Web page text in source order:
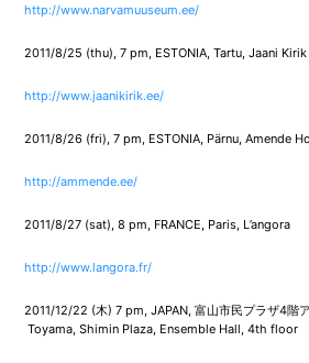
http://www.narvamuuseum.ee/
2011/8/25 (thu), 7 pm, ESTONIA, Tartu, Jaani Kirik
http://www.jaanikirik.ee/
2011/8/26 (fri), 7 pm, ESTONIA, Pärnu, Amende
http://ammende.ee/
2011/8/27 (sat), 8 pm, FRANCE, Paris, L’angora
http://www.langora.fr/
2011/12/22 (木) 7 pm, JAPAN, 富山市民プラザ4階
Toyama, Shimin Plaza, Ensemble Hall, 4th floor